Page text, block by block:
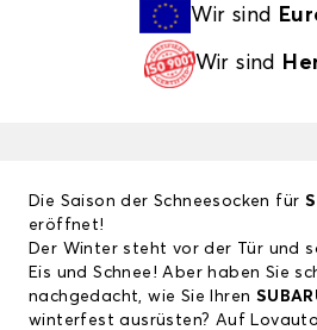
Wir sind
Wir sind
Die Saison der Schneesocken für
eröffnet!
Der Winter steht vor der Tür und
Eis und Schnee! Aber haben Sie
nachgedacht, wie Sie Ihren
winterfest ausrüsten? Auf